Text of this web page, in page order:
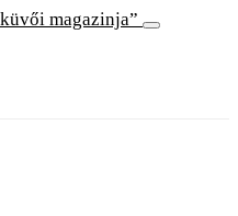
magazinja